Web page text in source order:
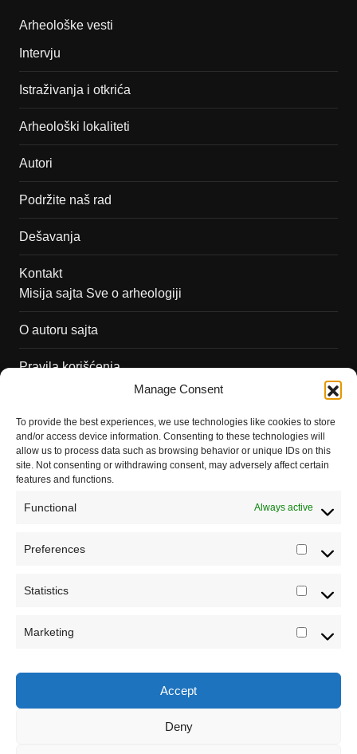
Manage Consent
To provide the best experiences, we use technologies like cookies to store
and/or access device information. Consenting to these technologies will
allow us to process data such as browsing behavior or unique IDs on this
site. Not consenting or withdrawing consent, may adversely affect certain
features and functions.
Functional Always active
Preferences
Statistics
Marketing
Accept
Deny
Arheološke vesti
Intervju
Istraživanja i otkrića
Arheološki lokaliteti
Autori
Podržite naš rad
Dešavanja
Kontakt
Misija sajta Sve o arheologiji
O autoru sajta
Pravila korišćenja
Saradnja
Sva prava zadržava Sve o arheologiji 2019-2026